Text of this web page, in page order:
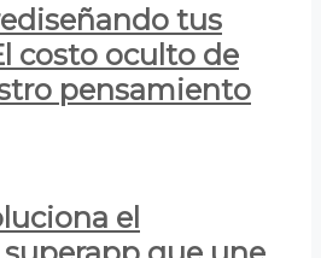
tus
costo oculto de
pensamiento
el